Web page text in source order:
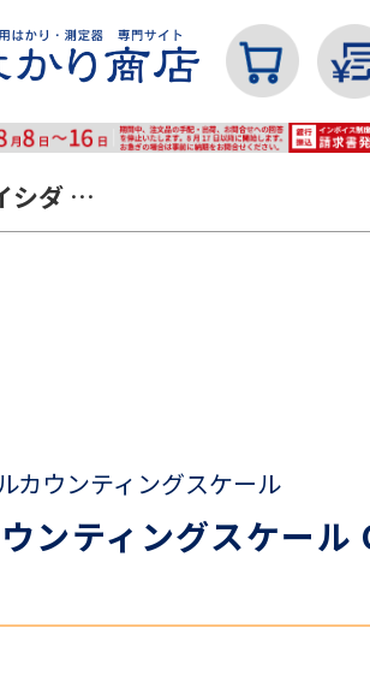
度計
イシダ カウンティングスケール CX-αシリーズ
カウンティングスケール
ンティングスケール